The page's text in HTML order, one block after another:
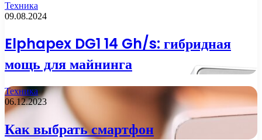
Техника
09.08.2024
Elphapex DG1 14 Gh/s: гибридная
мощь для майнинга
Техника
06.12.2023
Как выбрать смартфон